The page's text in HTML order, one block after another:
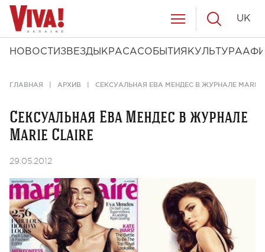
НОВОСТИ ЗВЕЗДЫ КРАСАСОБЫТИЯ КУЛЬТУРА
UK
ГЛАВНАЯ АРХИВ СЕКСУАЛЬНАЯ ЕВА МЕНДЕС В ЖУРНАЛЕ MARIE
Сексуальная Ева Мендес в журнале
Marie Claire
29.05.2012